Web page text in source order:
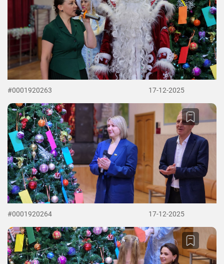
#0001920263 17-12-2025
#0001920264 17-12-2025